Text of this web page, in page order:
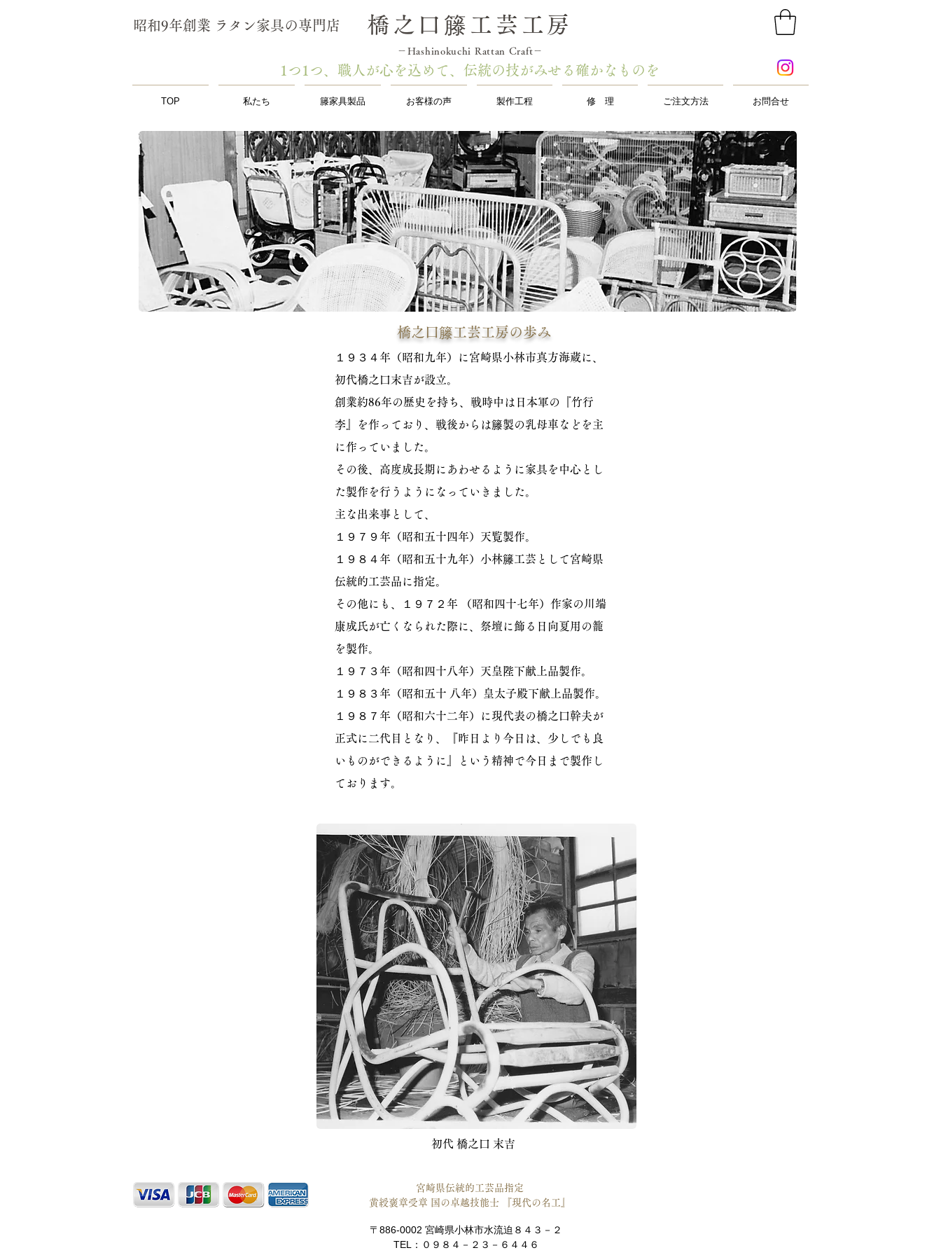
橋之口籐工芸工房
昭和9年創業 ラタン家具の専門店
​1つ1つ、職人が心を込めて、伝統の技がみせる確かなものを
－Hashinokuchi Rattan Craft－
TOP 私たち 籐家具製品 お客様の声 製作工程 修 理 ご注文方法 お問合せ
橋之口籐工芸工房の歩み
１９３４年（昭和九年）に宮崎県小林市真方海蔵に、
初代橋之口末吉が設立。
創業約86年の歴史を持ち、戦時中は日本軍の『竹行
李』を作っており、戦後からは籐製の乳母車などを主
に作っていました。
その後、高度成長期にあわせるように家具を中心とし
た製作を行うようになっていきました。
主な出来事として、
１９７９年（昭和五十四年）天覧製作。
１９８４年（昭和五十九年）小林籐工芸として宮崎県
伝統的工芸品に指定。
その他にも、１９７２年 （昭和四十七年）作家の川端
康成氏が亡くなられた際に、祭壇に飾る日向夏用の籠
を製作。
１９７３年（昭和四十八年）天皇陛下献上品製作。
１９８３年（昭和五十 八年）皇太子殿下献上品製作。
１９８７年（昭和六十二年）に現代表の橋之口幹夫が
正式に二代目となり、『昨日より今日は、少しでも良
いものができるように』という精神で今日まで製作し
ております。
​初代 橋之口 末吉
黄綬褒章受章 国の卓越技能士 『現代の名工』
​宮崎県伝統的工芸品指定
〒886-0002 宮崎県小林市水流迫８４３－２
​TEL：０９８４－２３－６４４６